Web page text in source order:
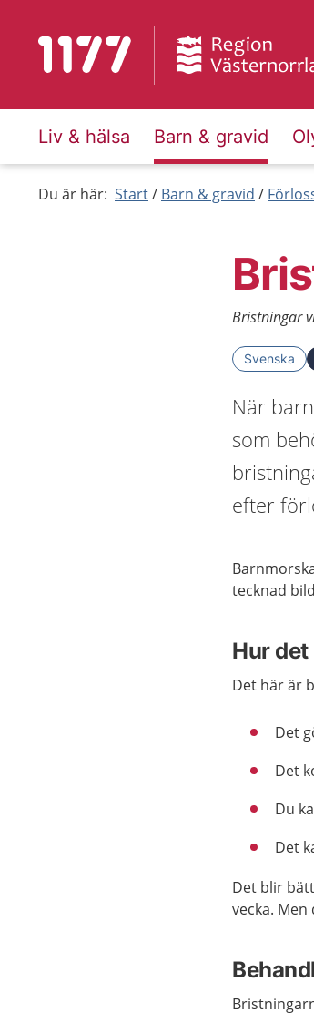
Till startsidan för 1177
Liv & hälsa Barn & gravid
Du är här: Start Barn & gravid
Bristningar
Svenska
När
som
efter
tecknad
Hur
Det här är
Det
Det
Du
Det
Det blir
vecka.